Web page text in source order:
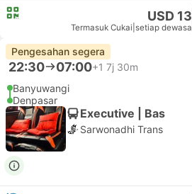
USD 13
Termasuk Cukai setiap dewasa
Pengesahan segera
22:30 07:00+1 7j 30m
Banyuwangi
Denpasar
Executive | Bas
Sarwonadhi Trans